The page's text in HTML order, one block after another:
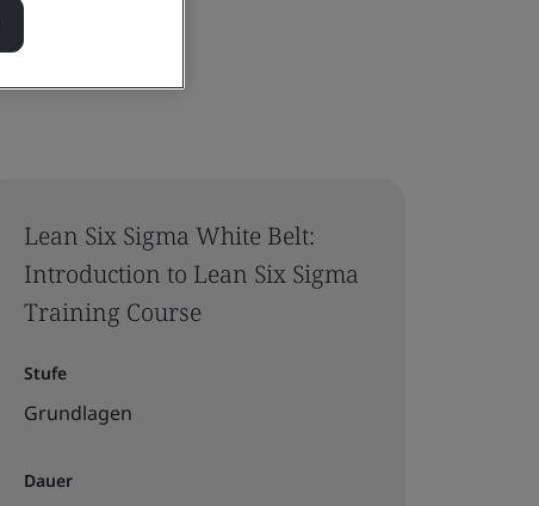
Lean Six Sigma White Belt:
Introduction to Lean Six Sigma
Training Course
Stufe
Grundlagen
Dauer